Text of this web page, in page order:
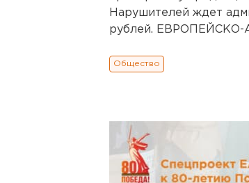
Нарушителей ждет
рублей.
Общество